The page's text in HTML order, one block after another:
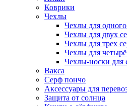
Коврики
Чехлы
Чехлы для
Чехлы для двух
Чехлы для трех
Чехлы для
Чехлы-носки для
Вакса
Серф пончо
Аксессуары для
Защита от солнца